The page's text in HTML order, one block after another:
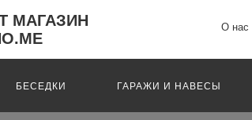
О нас
БЕСЕДКИ ГАРАЖИ И НАВЕСЫ